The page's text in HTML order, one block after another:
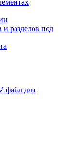
и разделов под
файл для